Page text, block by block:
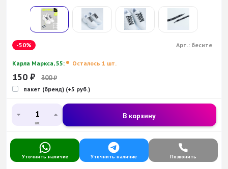
-50% Арт.: бесите
Карла Маркса, 55: Осталось 1 шт.
150 ₽ 300₽
пакет (бренд) (+5 руб.)
шт.
В корзину
Уточнить наличие Уточнить наличие Позвонить